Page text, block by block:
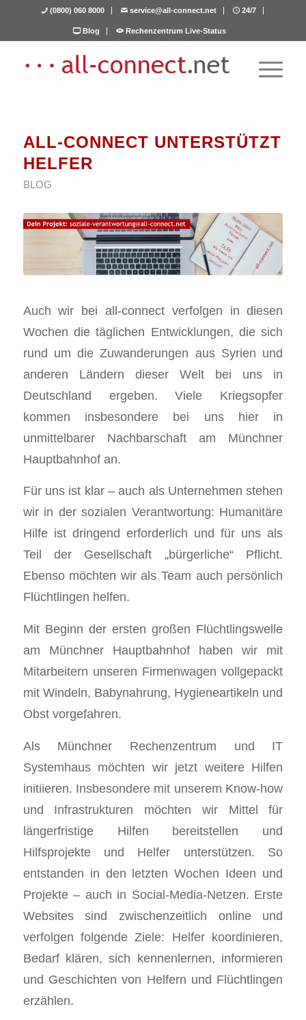
(0800) 060 8000 service@all-connect.net 24/7
Blog Rechenzentrum Live-Status
ALL-CONNECT UNTERSTÜTZT
HELFER
BLOG
Auch wir bei all-connect verfolgen in diesen
Wochen die täglichen Entwicklungen, die sich
rund um die Zuwanderungen aus Syrien und
anderen Ländern dieser Welt bei uns in
Deutschland ergeben. Viele Kriegsopfer
kommen insbesondere bei uns hier in
unmittelbarer Nachbarschaft am Münchner
Hauptbahnhof an.
Für uns ist klar – auch als Unternehmen stehen
wir in der sozialen Verantwortung: Humanitäre
Hilfe ist dringend erforderlich und für uns als
Teil der Gesellschaft „bürgerliche“ Pflicht.
Ebenso möchten wir als Team auch persönlich
Flüchtlingen helfen.
Mit Beginn der ersten großen Flüchtlingswelle
am Münchner Hauptbahnhof haben wir mit
Mitarbeitern unseren Firmenwagen vollgepackt
mit Windeln, Babynahrung, Hygieneartikeln und
Obst vorgefahren.
Als Münchner Rechenzentrum und IT
Systemhaus möchten wir jetzt weitere Hilfen
initiieren. Insbesondere mit unserem Know-how
und Infrastrukturen möchten wir Mittel für
längerfristige Hilfen bereitstellen und
Hilfsprojekte und Helfer unterstützen. So
entstanden in den letzten Wochen Ideen und
Projekte – auch in Social-Media-Netzen. Erste
Websites sind zwischenzeitlich online und
verfolgen folgende Ziele: Helfer koordinieren,
Bedarf klären, sich kennenlernen, informieren
und Geschichten von Helfern und Flüchtlingen
erzählen.